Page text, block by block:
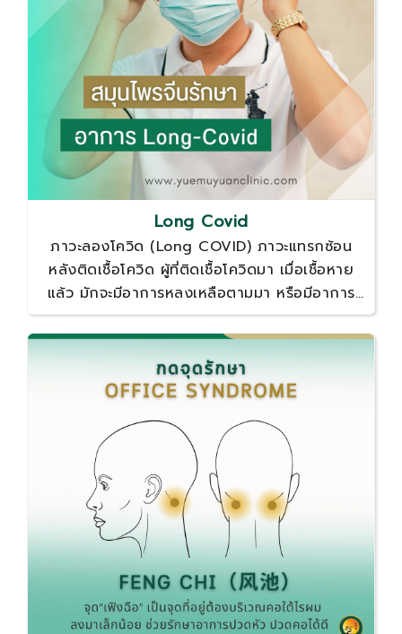
Long Covid
ภาวะลองโควิด (Long COVID) ภาวะแทรกซ้อน
หลังติดเชื้อโควิด ผู้ที่ติดเชื้อโควิดมา เมื่อเชื้อหาย
แล้ว มักจะมีอาการหลงเหลือตามมา หรือมีอาการ
ใหม่ที่เกิดขึ้นหลังเชื้อหาย 4 ถึง 12 สัปดาห์ ซึ่งมัก
เรียกกันว่าอาการลองโควิด